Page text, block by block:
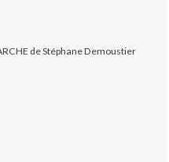
de Stéphane Demoustier